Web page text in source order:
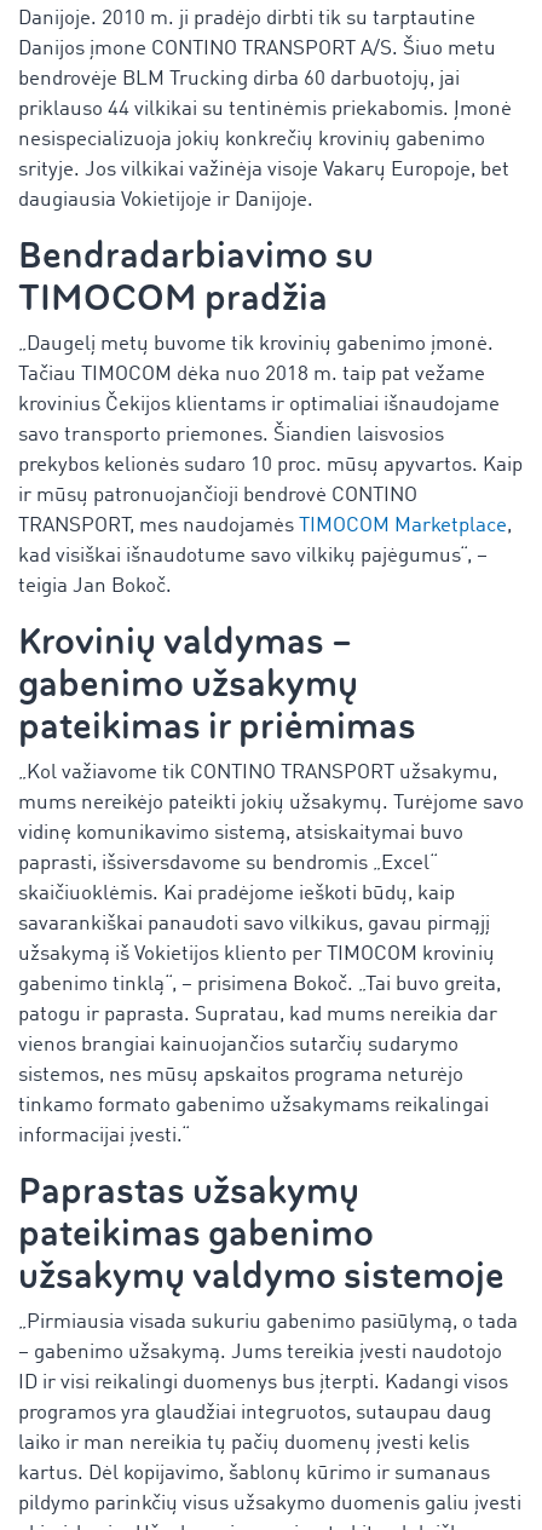
Danijoje. 2010 m. ji pradėjo dirbti tik su tarptautine
Danijos įmone CONTINO TRANSPORT A/S. Šiuo metu
bendrovėje BLM Trucking dirba 60 darbuotojų, jai
priklauso 44 vilkikai su tentinėmis priekabomis. Įmonė
nesispecializuoja jokių konkrečių krovinių gabenimo
srityje. Jos vilkikai važinėja visoje Vakarų Europoje, bet
daugiausia Vokietijoje ir Danijoje.
Bendradarbiavimo su
TIMOCOM pradžia
„Daugelį metų buvome tik krovinių gabenimo įmonė.
Tačiau TIMOCOM dėka nuo 2018 m. taip pat vežame
krovinius Čekijos klientams ir optimaliai išnaudojame
savo transporto priemones. Šiandien laisvosios
prekybos kelionės sudaro 10 proc. mūsų apyvartos. Kaip
ir mūsų patronuojančioji bendrovė CONTINO
TRANSPORT, mes naudojamės
TIMOCOM Marketplace,
kad visiškai išnaudotume savo vilkikų pajėgumus“, –
teigia Jan Bokoč.
Krovinių valdymas –
gabenimo užsakymų
pateikimas ir priėmimas
„Kol važiavome tik CONTINO TRANSPORT užsakymu,
mums nereikėjo pateikti jokių užsakymų. Turėjome savo
vidinę komunikavimo sistemą, atsiskaitymai buvo
paprasti, išsiversdavome su bendromis „Excel“
skaičiuoklėmis. Kai pradėjome ieškoti būdų, kaip
savarankiškai panaudoti savo vilkikus, gavau pirmąjį
užsakymą iš Vokietijos kliento per TIMOCOM krovinių
gabenimo tinklą“, – prisimena Bokoč. „Tai buvo greita,
patogu ir paprasta. Supratau, kad mums nereikia dar
vienos brangiai kainuojančios sutarčių sudarymo
sistemos, nes mūsų apskaitos programa neturėjo
tinkamo formato gabenimo užsakymams reikalingai
informacijai įvesti.“
Paprastas užsakymų
pateikimas gabenimo
užsakymų valdymo sistemoje
„Pirmiausia visada sukuriu gabenimo pasiūlymą, o tada
– gabenimo užsakymą. Jums tereikia įvesti naudotojo
ID ir visi reikalingi duomenys bus įterpti. Kadangi visos
programos yra glaudžiai integruotos, sutaupau daug
laiko ir man nereikia tų pačių duomenų įvesti kelis
kartus. Dėl kopijavimo, šablonų kūrimo ir sumanaus
pildymo parinkčių visus užsakymo duomenis galiu įvesti